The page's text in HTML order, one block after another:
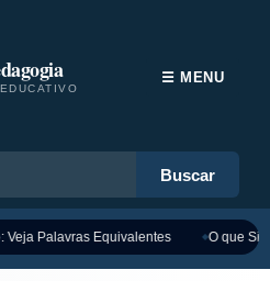
Buscar
☰ MENU
Palavras Equivalentes O que